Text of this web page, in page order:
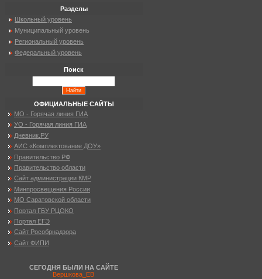
Разделы
Школьный уровень
Муниципальный уровень
Региональный уровень
Федеральный уровень
Поиск
ОФИЦИАЛЬНЫЕ САЙТЫ
МО - Горячая линия ГИА
УО - Горячая линия ГИА
Дневник.РУ
АИС «Комплектование ДОУ»
Правительство РФ
Правительство области
Сайт администрации КМР
Минпросвещения России
МО Саратовской области
Портал ГБУ РЦОКО
Портал ЕГЭ
Сайт Рособрнадзора
Сайт ФИПИ
СЕГОДНЯ БЫЛИ НА САЙТЕ
Вершкова_ЕВ